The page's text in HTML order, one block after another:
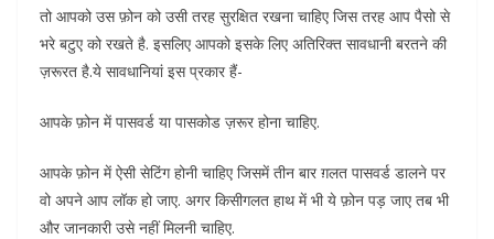
तो आपको उस फ़ोन को उसी तरह सुरक्षित रखना चाहिए जिस तरह आप पैसो से
भरे बटुए को रखते है. इसलिए आपको इसके लिए अतिरिक्त सावधानी बरतने की
ज़रूरत है.ये सावधानियां इस प्रकार हैं-
आपके फ़ोन में पासवर्ड या पासकोड ज़रूर होना चाहिए.
आपके फ़ोन में ऐसी सेटिंग होनी चाहिए जिसमें तीन बार ग़लत पासवर्ड डालने पर
वो अपने आप लॉक हो जाए. अगर किसीगलत हाथ में भी ये फ़ोन पड़ जाए तब भी
और जानकारी उसे नहीं मिलनी चाहिए.